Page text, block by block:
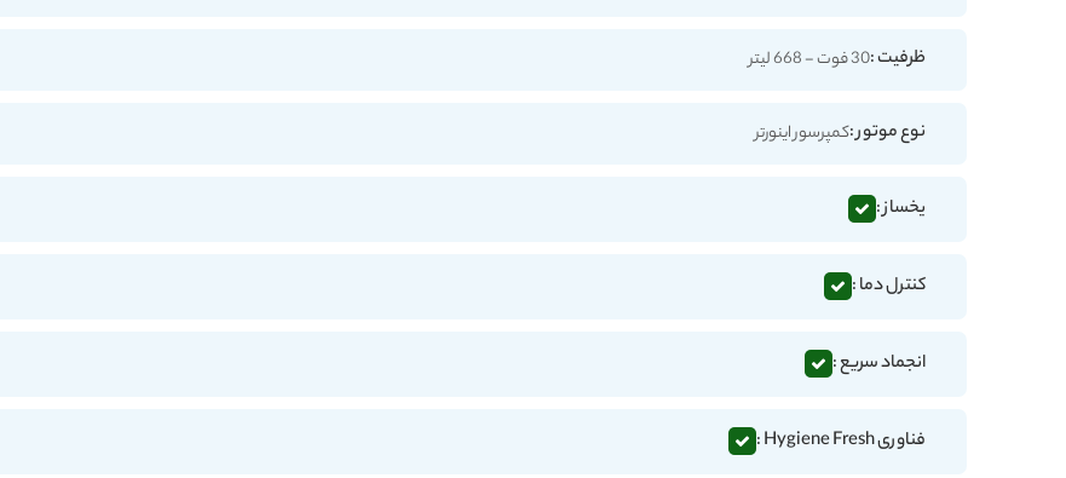
ظرفیت :30 فوت - 668 لیتر
نوع موتور :کمپرسور اینورتر
یخساز :
کنترل دما :
انجماد سریع :
فناوری Hygiene Fresh :